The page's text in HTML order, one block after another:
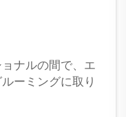
ナルの間で、エ
ーミングに取り
が注目されてい
、従来のブラッ